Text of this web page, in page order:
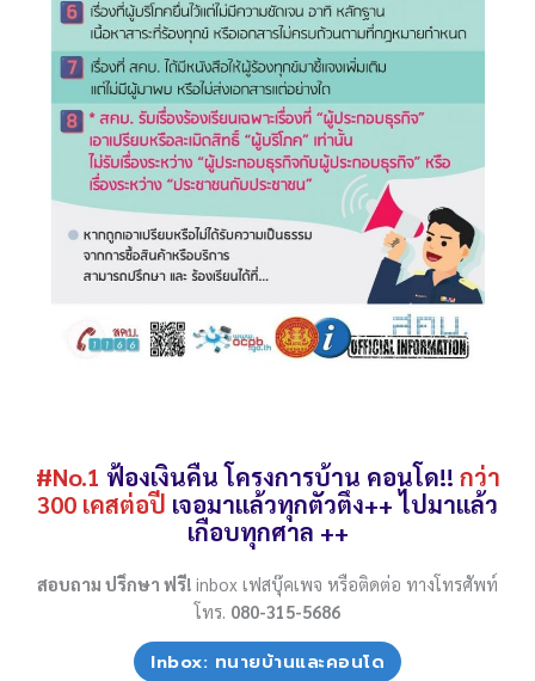
#No.1 ฟ้องเงินคืน โครงการบ้าน คอนโด!! กว่า
300 เคสต่อปี เจอมาแล้วทุกตัวตึง++ ไปมาแล้ว
เกือบทุกศาล ++
สอบถาม ปรึกษา ฟรี! inbox เฟสบุ๊คเพจ หรือติดต่อ ทางโทรศัพท์
โทร. 080-315-5686
Inbox: ทนายบ้านและคอนโด